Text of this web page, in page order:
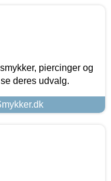
piercinger og
deres udvalg.